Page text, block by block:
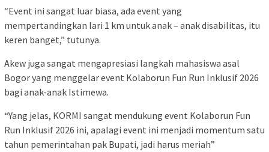
“Event ini sangat luar biasa, ada event yang
mempertandingkan lari 1 km untuk anak – anak disabilitas, itu
keren banget,” tutunya.
Akew juga sangat mengapresiasi langkah mahasiswa asal
Bogor yang menggelar event Kolaborun Fun Run Inklusif 2026
bagi anak-anak Istimewa.
“Yang jelas, KORMI sangat mendukung event Kolaborun Fun
Run Inklusif 2026 ini, apalagi event ini menjadi momentum satu
tahun pemerintahan pak Bupati, jadi harus meriah”